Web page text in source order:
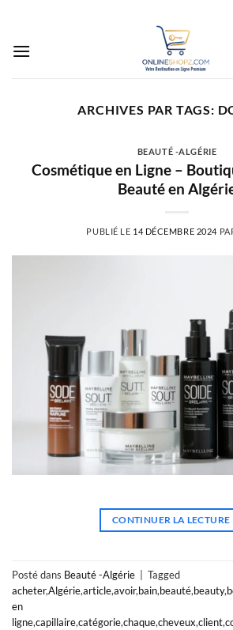
contenu
ARCHIVES PAR TAGS:
BEAUTÉ -ALGÉRIE
Cosmétique en Ligne –
Beauté en
PUBLIÉ LE 14 DÉCEMBRE 2024
CONTINUER LA LECTURE
Posté dans Beauté -Algérie
Tagged
acheter,Algérie,article,avoir,bain,beauté,beauty,
en
ligne,capillaire,catégorie,chaque,cheveux,client,